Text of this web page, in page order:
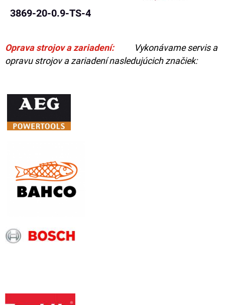
3869-20-0.9-TS-4
Oprava strojov a zariadení:
Vykonávame servis a
opravu strojov a zariadení nasledujúcich značiek: